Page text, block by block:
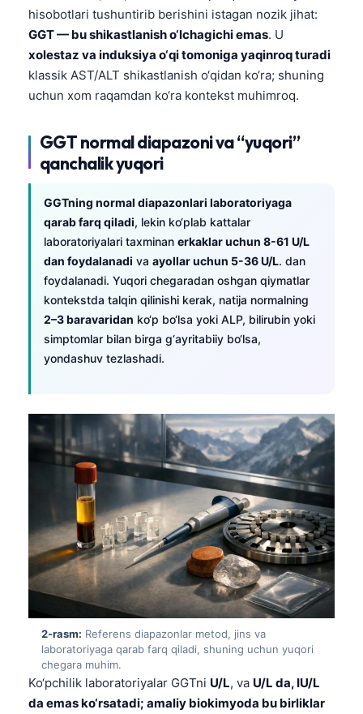
hisobotlari tushuntirib berishini istagan nozik jihat:
GGT — bu shikastlanish o‘lchagichi emas. U
xolestaz va induksiya o‘qi tomoniga yaqinroq turadi
klassik AST/ALT shikastlanish o‘qidan ko‘ra; shuning
uchun xom raqamdan ko‘ra kontekst muhimroq.
GGT normal diapazoni va “yuqori”
qanchalik yuqori
GGTning normal diapazonlari laboratoriyaga
qarab farq qiladi, lekin ko‘plab kattalar
laboratoriyalari taxminan erkaklar uchun 8-61 U/L
dan foydalanadi va ayollar uchun 5-36 U/L. dan
foydalanadi. Yuqori chegaradan oshgan qiymatlar
kontekstda talqin qilinishi kerak, natija normalning
2–3 baravaridan ko‘p bo‘lsa yoki ALP, bilirubin yoki
simptomlar bilan birga g‘ayritabiiy bo‘lsa,
yondashuv tezlashadi.
2-rasm: Referens diapazonlar metod, jins va
laboratoriyaga qarab farq qiladi, shuning uchun yuqori
chegara muhim.
Ko‘pchilik laboratoriyalar GGTni U/L, va U/L da, IU/L
da emas ko‘rsatadi; amaliy biokimyoda bu birliklar